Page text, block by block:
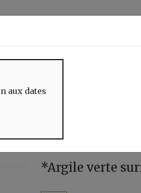
CONTACT
aux dates
*Argile verte